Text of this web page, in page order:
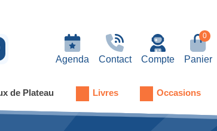
Agenda Contact Compte
0
Panier
de Plateau Livres Occasions